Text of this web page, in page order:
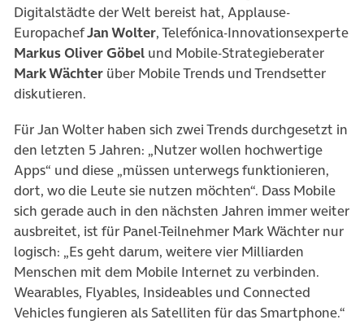
Digitalstädte der Welt bereist hat, Applause-
EuropachefJan Wolter, Telefónica-Innovationsexperte
Markus Oliver Göbel und Mobile-Strategieberater
Mark Wächter über Mobile Trends und Trendsetter
diskutieren.
Für Jan Wolter haben sich zwei Trends durchgesetzt in
den letzten 5 Jahren: „Nutzer wollen hochwertige
Apps“ und diese „müssen unterwegs funktionieren,
dort, wo die Leute sie nutzen möchten“. Dass Mobile
sich gerade auch in den nächsten Jahren immer weiter
ausbreitet, ist für Panel-Teilnehmer Mark Wächter nur
logisch: „Es geht darum, weitere vier Milliarden
Menschen mit dem Mobile Internet zu verbinden.
Wearables, Flyables, Insideables und Connected
Vehicles fungieren als Satelliten für das Smartphone.“